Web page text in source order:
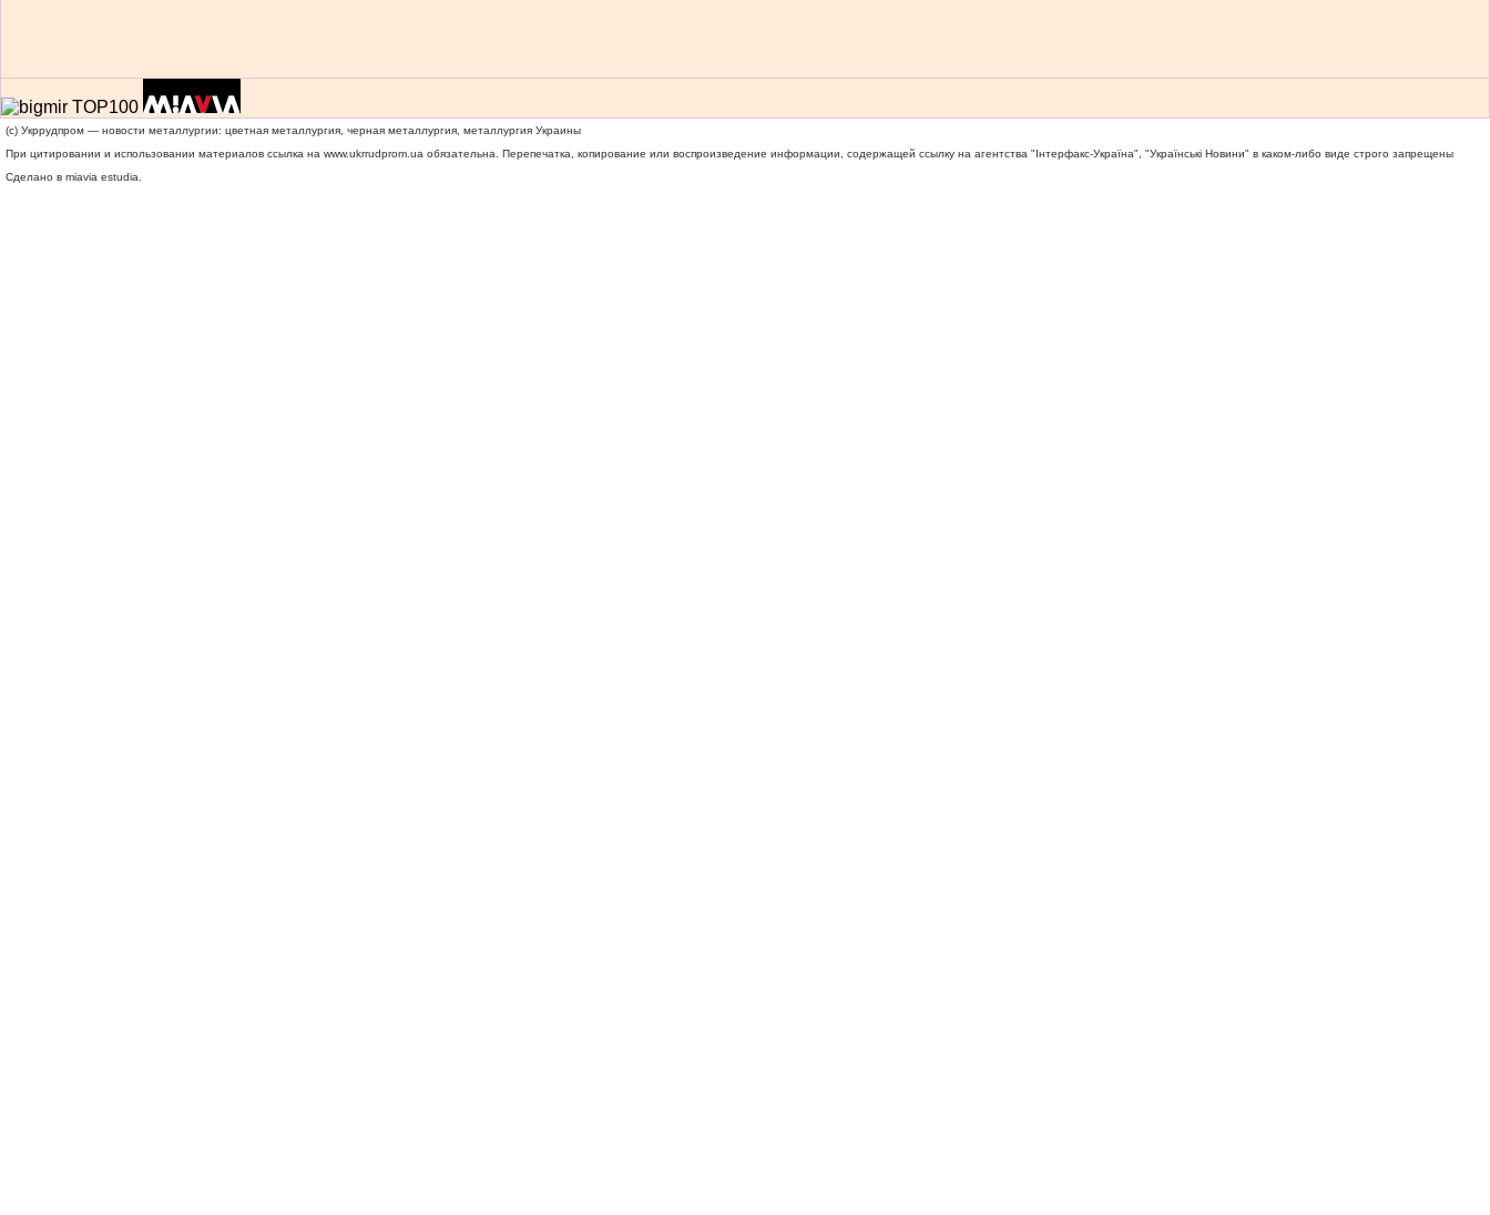
(c) Укррудпром — новости металлургии: цветная металлургия, черная металлургия, металлургия Украины
При цитировании и использовании материалов ссылка на www.ukrrudprom.ua обязательна. Перепечатка, копирование или воспроизведение информации, содержащей ссылку на агентства "Iнтерфакс-Україна", "Українськi Новини" в каком-либо виде строго запрещены
Сделано в miavia estudia.